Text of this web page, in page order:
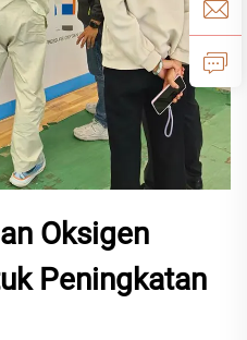
Oksigen
Peningkatan